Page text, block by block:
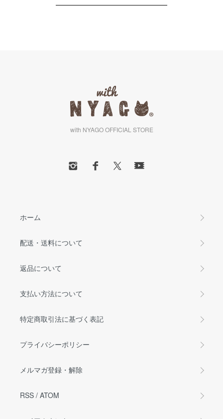
with NYAGO OFFICIAL STORE
ホーム
配送・送料について
返品について
支払い方法について
特定商取引法に基づく表記
プライバシーポリシー
メルマガ登録・解除
RSS / ATOM